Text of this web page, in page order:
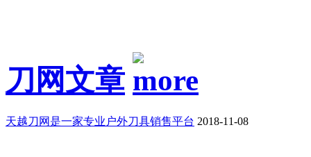
刀网文章
天越刀网是一家专业户外刀具销售平台 2018-11-08